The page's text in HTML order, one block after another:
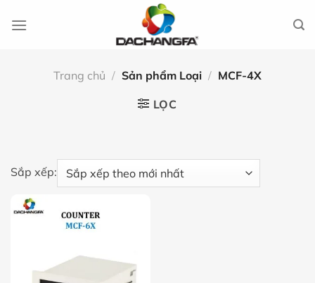
đến
Trang chủ / Sản phẩm Loại / MCF-4X
LỌC
Sắp xếp: